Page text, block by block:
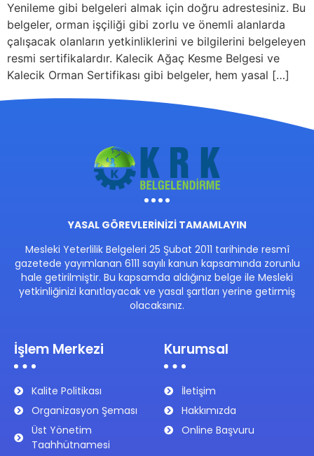
Yenileme gibi belgeleri almak için doğru adrestesiniz. Bu
belgeler, orman işçiliği gibi zorlu ve önemli alanlarda
çalışacak olanların yetkinliklerini ve bilgilerini belgeleyen
resmi sertifikalardır. Kalecik Ağaç Kesme Belgesi ve
Kalecik Orman Sertifikası gibi belgeler, hem yasal […]
YASAL GÖREVLERİNİZİ TAMAMLAYIN
Mesleki Yeterlilik Belgeleri 25 Şubat 2011 tarihinde resmî
gazetede yayımlanan 6111 sayılı kanun kapsamında zorunlu
hale getirilmiştir. Bu kapsamda aldığınız belge ile Mesleki
yetkinliğinizi kanıtlayacak ve yasal şartları yerine getirmiş
olacaksınız.
İşlem Merkezi
Kalite Politikası
Organizasyon Şeması
Üst Yönetim
Taahhütnamesi
Kurumsal
İletişim
Hakkımızda
Online Başvuru